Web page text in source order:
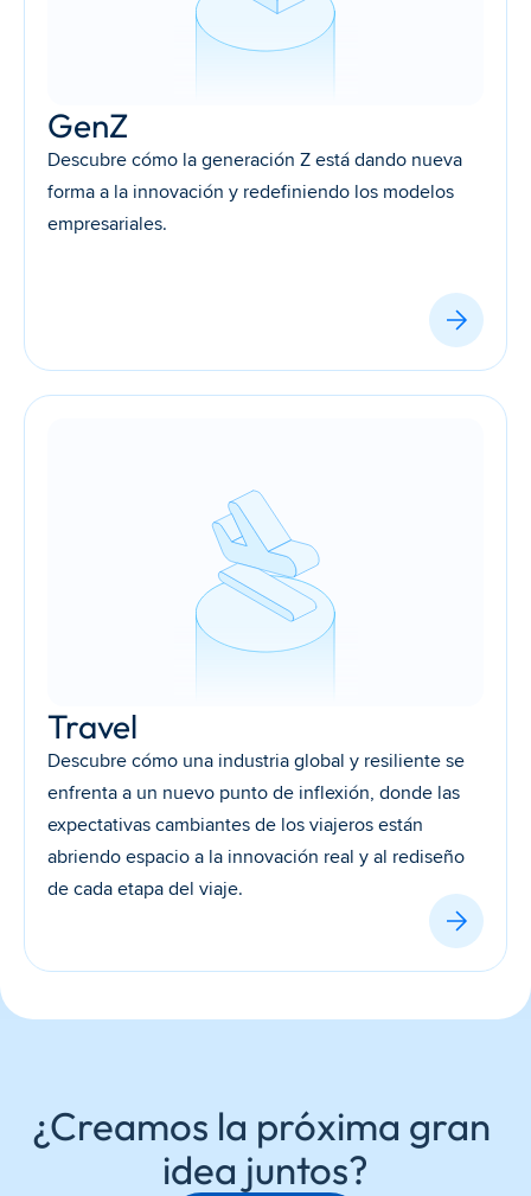
GenZ
Descubre cómo la generación Z está dando nueva
forma a la innovación y redefiniendo los modelos
empresariales.
Travel
Descubre cómo una industria global y resiliente se
enfrenta a un nuevo punto de inflexión, donde las
expectativas cambiantes de los viajeros están
abriendo espacio a la innovación real y al rediseño
de cada etapa del viaje.
¿Creamos la próxima gran
idea juntos?